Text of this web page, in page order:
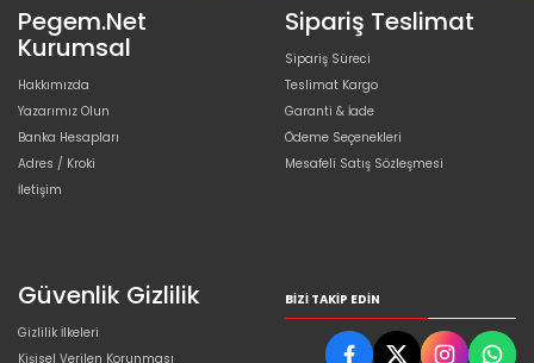
Pegem.Net
Kurumsal
Hakkımızda
Yazarımız Olun
Banka Hesapları
Adres / Kroki
İletişim
Sipariş Teslimat
Sipariş Süreci
Teslimat Kargo
Garanti & İade
Ödeme Seçenekleri
Mesafeli Satış Sözleşmesi
Güvenlik Gizlilik
Gizlilik İlkeleri
Kişisel Verilen Korunması
BIZI TAKIP EDIN